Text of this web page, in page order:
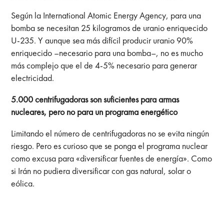
Según la International Atomic Energy Agency, para una
bomba se necesitan 25 kilogramos de uranio enriquecido
U-235. Y aunque sea más difícil producir uranio 90%
enriquecido –necesario para una bomba–, no es mucho
más complejo que el de 4-5% necesario para generar
electricidad.
5.000 centrifugadoras son suficientes para armas
nucleares, pero no para un programa energético
Limitando el número de centrifugadoras no se evita ningún
riesgo. Pero es curioso que se ponga el programa nuclear
como excusa para «diversificar fuentes de energía». Como
si Irán no pudiera diversificar con gas natural, solar o
eólica.